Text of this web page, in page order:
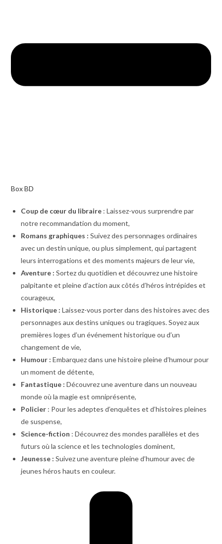
Box BD
Coup de cœur du libraire : Laissez-vous surprendre par
notre recommandation du moment,
Romans graphiques :Suivez des personnages ordinaires
avec un destin unique, ou plus simplement, qui partagent
leurs interrogations et des moments majeurs de leur vie,
Aventure : Sortez du quotidien et découvrez une histoire
palpitante et pleine d’action aux côtés d’héros intrépides et
courageux,
Historique :Laissez-vous porter dans des histoires avec des
personnages aux destins uniques ou tragiques. Soyez aux
premières loges d’un événement historique ou d’un
changement de vie,
Humour :Embarquez dans une histoire pleine d’humour pour
un moment de détente,
Fantastique :Découvrez une aventure dans un nouveau
monde où la magie est omniprésente,
Policier : Pour les adeptes d’enquêtes et d’histoires pleines
de suspense,
Science-fiction : Découvrez des mondes parallèles et des
futurs où la science et les technologies dominent,
Jeunesse : Suivez une aventure pleine d’humour avec de
jeunes héros hauts en couleur.